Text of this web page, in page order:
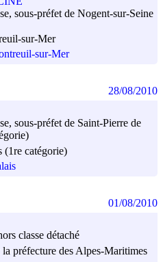
sous-préfet de Nogent-sur-Seine
sur-Mer
sur-Mer
sous-préfet de Saint-Pierre de
(1re catégorie)
28/08/2010
classe détaché
la préfecture des Alpes-Maritimes
01/08/2010